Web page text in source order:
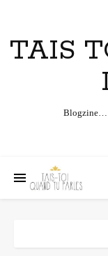
TAIS
Blogzine…